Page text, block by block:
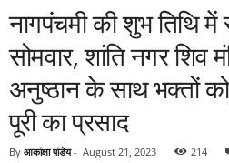
नागपंचमी की शुभ तिथि में
सोमवार, शांति नगर शिव
अनुष्ठान के साथ भक्तों
पूरी का प्रसाद
By आकांक्षा पांडेय- August 21, 2023 214